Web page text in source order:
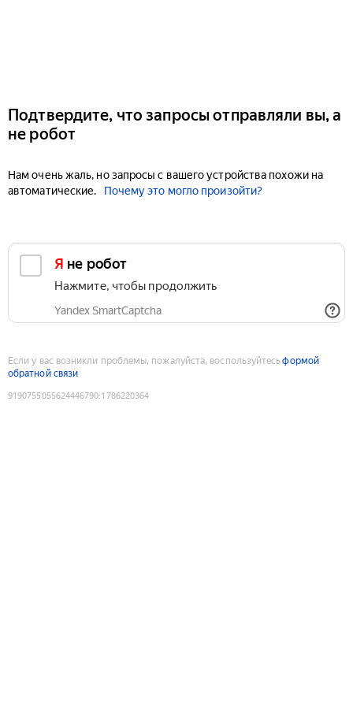
Подтвердите, что запросы отправляли вы, а
не робот
Нам очень жаль, но запросы с вашего устройства похожи на
автоматические.
Почему это могло произойти?
Я не робот
Нажмите, чтобы продолжить
Yandex SmartCaptcha
Если у вас возникли проблемы, пожалуйста, воспользуйтесьформой
обратной связи
9190755055624446790:1786220364